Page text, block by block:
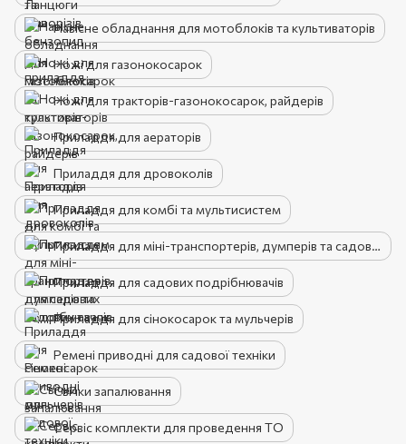
Навісне обладнання для мотоблоків та культиваторів
Ножі для газонокосарок
Ножі для тракторів-газонокосарок, райдерів
Приладдя для аераторів
Приладдя для дровоколів
Приладдя для комбі та мультисистем
Приладдя для міні-транспортерів, думперів та садових тачок
Приладдя для садових подрібнювачів
Приладдя для сінокосарок та мульчерів
Ремені приводні для садової техніки
Свічки запалювання
Сервіс комплекти для проведення ТО